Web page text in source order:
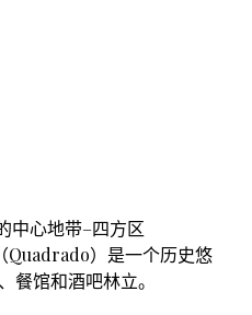
中心地带–四方区
Quadrado）是一个历史悠
餐馆和酒吧林立。